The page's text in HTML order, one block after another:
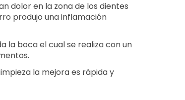
dolor en la zona de los dientes
produjo una inflamación
la boca el cual se realiza con un
la mejora es rápida y